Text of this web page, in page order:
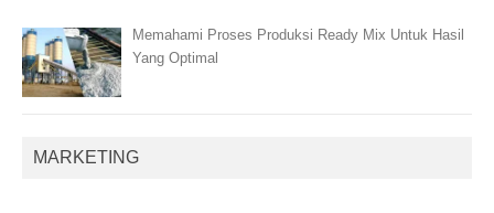
Memahami Proses Produksi Ready Mix Untuk Hasil
Yang Optimal
MARKETING